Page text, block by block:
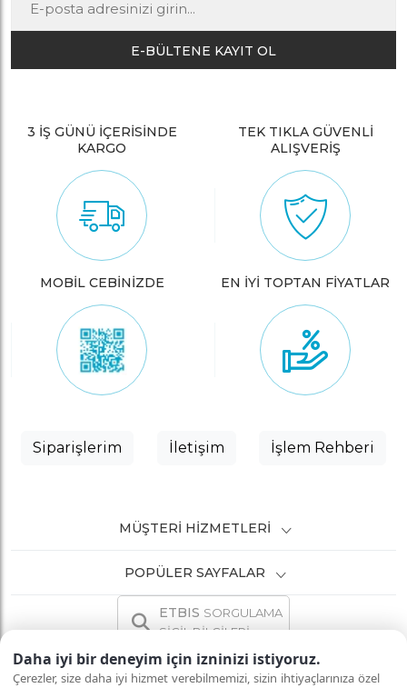
Daha iyi bir deneyim için izninizi istiyoruz.
Çerezler, size daha iyi hizmet verebilmemizi, sizin ihtiyaçlarınıza özel
E-BÜLTENE KAYIT OL
3 İŞ GÜNÜ İÇERİSİNDE
KARGO
TEK TIKLA GÜVENLİ
ALIŞVERİŞ
MOBİL CEBİNİZDE EN İYİ TOPTAN FİYATLAR
Siparişlerim İletişim İşlem Rehberi
MÜŞTERI HIZMETLERI
POPÜLER SAYFALAR
ETBIS SORGULAMA
SİCİL BİLGİLERİ